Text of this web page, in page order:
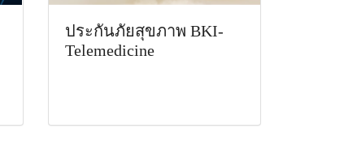
ประกันภัยสุขภาพ BKI-
Telemedicine